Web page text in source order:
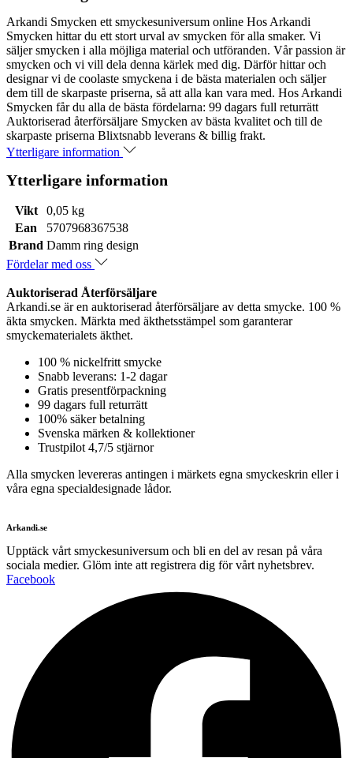
Arkandi Smycken ett smyckesuniversum online Hos Arkandi
Smycken hittar du ett stort urval av smycken för alla smaker. Vi
säljer smycken i alla möjliga material och utföranden. Vår passion är
smycken och vi vill dela denna kärlek med dig. Därför hittar och
designar vi de coolaste smyckena i de bästa materialen och säljer
dem till de skarpaste priserna, så att alla kan vara med. Hos Arkandi
Smycken får du alla de bästa fördelarna: 99 dagars full returrätt
Auktoriserad återförsäljare Smycken av bästa kvalitet och till de
skarpaste priserna Blixtsnabb leverans & billig frakt.
Ytterligare information
Ytterligare information
Vikt
0,05 kg
Ean
5707968367538
Brand Damm ring design
Fördelar med oss
Auktoriserad Återförsäljare
Arkandi.se är en auktoriserad återförsäljare av detta smycke. 100 %
äkta smycken. Märkta med äkthetsstämpel som garanterar
smyckematerialets äkthet.
100 % nickelfritt smycke
Snabb leverans: 1-2 dagar
Gratis presentförpackning
99 dagars full returrätt
100% säker betalning
Svenska märken & kollektioner
Trustpilot 4,7/5 stjärnor
Alla smycken levereras antingen i märkets egna smyckeskrin eller i
våra egna specialdesignade lådor.
Arkandi.se
Upptäck vårt smyckesuniversum och bli en del av resan på våra
sociala medier. Glöm inte att registrera dig för vårt nyhetsbrev.
Facebook